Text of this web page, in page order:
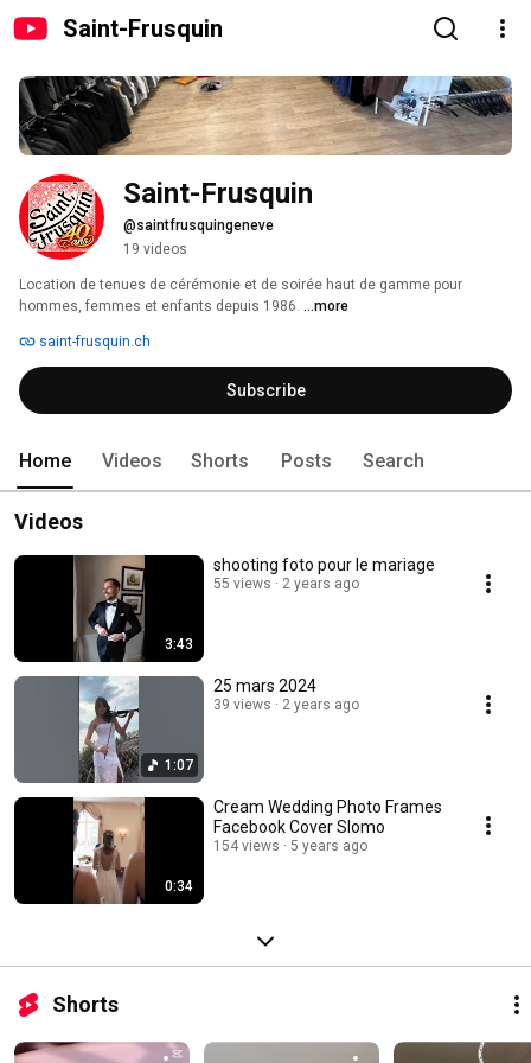
Saint-Frusquin
Saint-Frusquin
@saintfrusquingeneve
19 videos
Location de tenues de cérémonie et de soirée haut de gamme pour
hommes, femmes et enfants depuis 1986. ...more
saint-frusquin.ch
Subscribe
Home Videos Shorts Posts Search
Videos
3:43
shooting foto pour le mariage
55 views 2 years ago
1:07
25 mars 2024
39 views 2 years ago
0:34
Cream Wedding Photo Frames
Facebook Cover Slomo
154 views 5 years ago
Shorts